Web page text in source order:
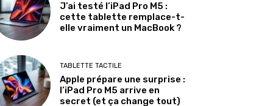
J’ai testé l’iPad Pro M5 :
cette tablette remplace-t-
elle vraiment un MacBook ?
TABLETTE TACTILE
Apple prépare une surprise :
l’iPad Pro M5 arrive en
secret (et ça change tout)